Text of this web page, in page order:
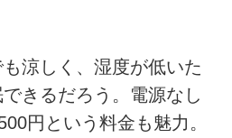
涼しく、湿度が低いた
きるだろう。電源なし
円という料金も魅力。